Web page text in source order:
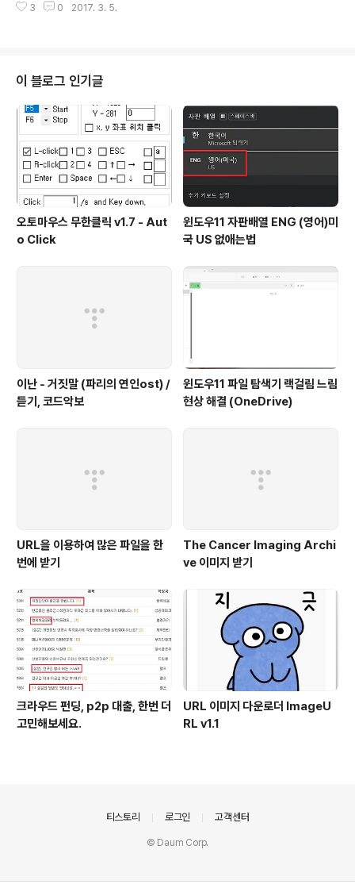
는게 좀 복잡한데 천천히 말씀드려 볼게요! 1. 페리빌딩으
먹는거 맛있는집 가자고 이곳저것 뒤져봤더니장어왕국 여
가끔 시켜먹는 곳이라고 하심.. 다행히 뒷쪽에 주차장이 있
어서 쉽게 올 수 있었음 ㅋㅋ진짜 어디 맛집 갈때 주차장이
제일 문제인데..다행히 주차장도 완비되어있는듯 암튼 두
근두근.. 장어 먹으러 가자니 맛집블로그 포스팅도 할 겸이
것 저것 사진도 많이 찍었는데.. 쓸 데 없는 사진도 좀 많긴
하다. 공모전 끝나고 맥주..
3 0 2017. 3. 5.
이 블로그 인기글
오토마우스 무한클릭 v1.7 - Aut
o Click
윈도우11 자판배열 ENG (영어)미
국 US 없애는법
이난 - 거짓말 (파리의 연인ost) /
듣기, 코드악보
윈도우11 파일 탐색기 랙걸림 느림
현상 해결 (OneDrive)
URL을 이용하여 많은 파일을 한
번에 받기
The Cancer Imaging Archi
ve 이미지 받기
크라우드 펀딩, p2p 대출, 한번 더
고민해보세요.
URL 이미지 다운로더 ImageU
RL v1.1
티스토리 로그인 고객센터
© Daum Corp.